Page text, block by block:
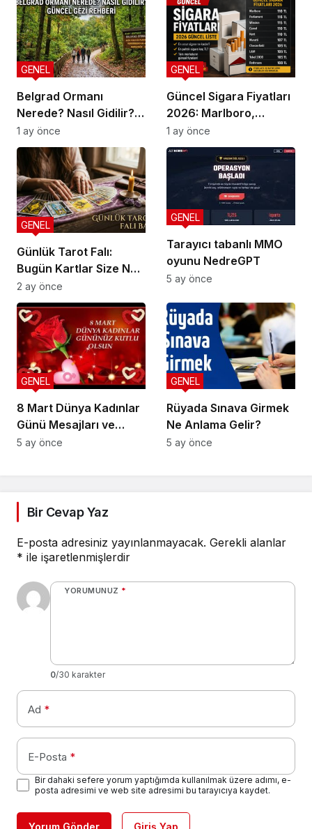
Belgrad Ormanı
Nerede? Nasıl Gidilir?
Güncel Gezi Rehberi
GENEL
1 ay önce
Güncel Sigara Fiyatları
2026: Marlboro,
Parliament, Winston,
Camel ve Tüm Sigara
Markalarının Zamlı
Fiyat Listesi
GENEL
1 ay önce
Günlük Tarot Falı:
Bugün Kartlar Size Ne
Söylüyor?
GENEL
2 ay önce
Tarayıcı tabanlı MMO
oyunu NedreGPT
GENEL
5 ay önce
8 Mart Dünya Kadınlar
Günü Mesajları ve
Sözleri
GENEL
5 ay önce
Rüyada Sınava Girmek
Ne Anlama Gelir?
GENEL
5 ay önce
Bir Cevap Yaz
E-posta adresiniz yayınlanmayacak. Gerekli alanlar
* ile işaretlenmişlerdir
YORUMUNUZ *
0/30 karakter
Ad *
E-Posta *
Bir dahaki sefere yorum yaptığımda kullanılmak üzere adımı, e-
posta adresimi ve web site adresimi bu tarayıcıya kaydet.
Yorum Gönder Giriş Yap